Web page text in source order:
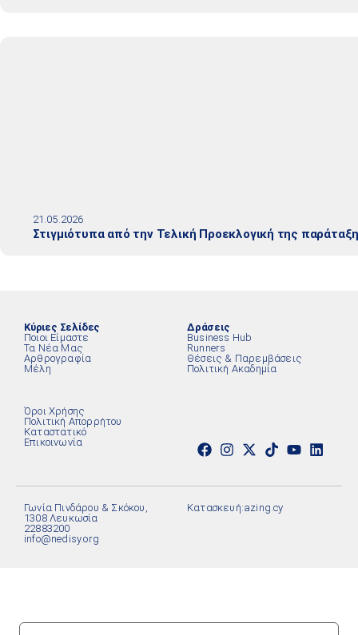
21.05.2026
Στιγμιότυπα από την Τελική Προεκλογική της
Κύριες Σελίδες
Ποιοι Είμαστε
Τα Νέα Μας
Αρθρογραφία
Μέλη
Δράσεις
Business Hub
Runners
Θέσεις & Παρεμβάσεις
Πολιτική Ακαδημία
Όροι Χρήσης
Πολιτική Απορρήτου
Καταστατικό
Επικοινωνία
Γωνία Πινδάρου & Σκόκου,
1308 Λευκωσία
22883200
info@nedisy.org
Κατασκευή:azing.cy